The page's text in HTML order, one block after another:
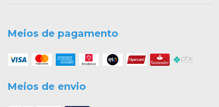
Meios de pagamento
Meios de envio